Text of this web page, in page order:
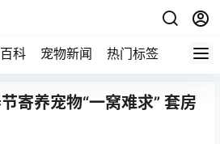
科 宠物新闻 热门标签 交流圈
寄养宠物“一窝难求” 套房